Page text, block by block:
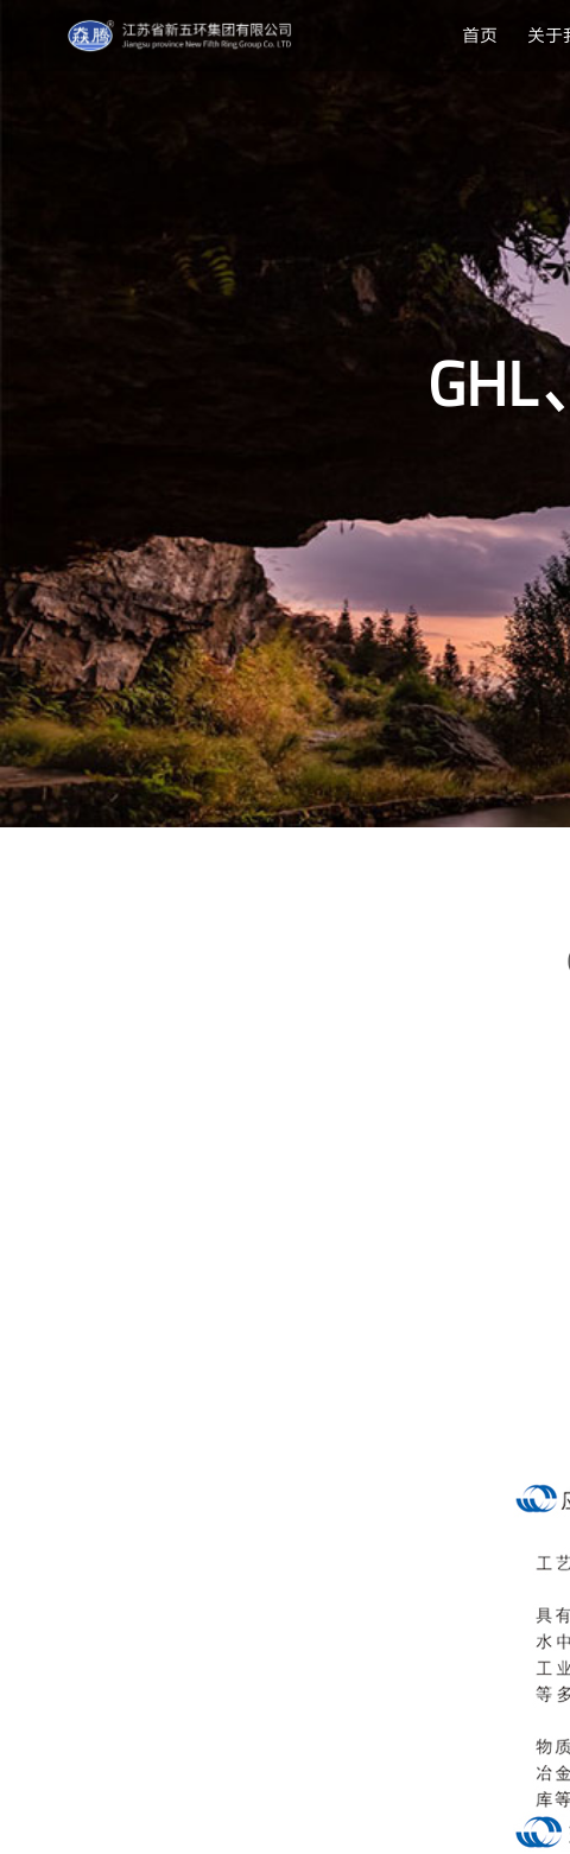
首页 关于
GHL